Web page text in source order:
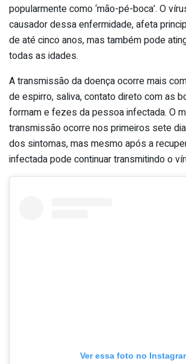
popularmente como ‘mão-pé-boca’. O
causador dessa enfermidade, afeta
de até cinco anos, mas também pode
todas as idades.
A transmissão da doença ocorre mais
de espirro, saliva, contato direto com as
formam e fezes da pessoa infectada. O
transmissão ocorre nos primeiros sete
dos sintomas, mas mesmo após a
infectada pode continuar transmitindo o
Ver essa foto no